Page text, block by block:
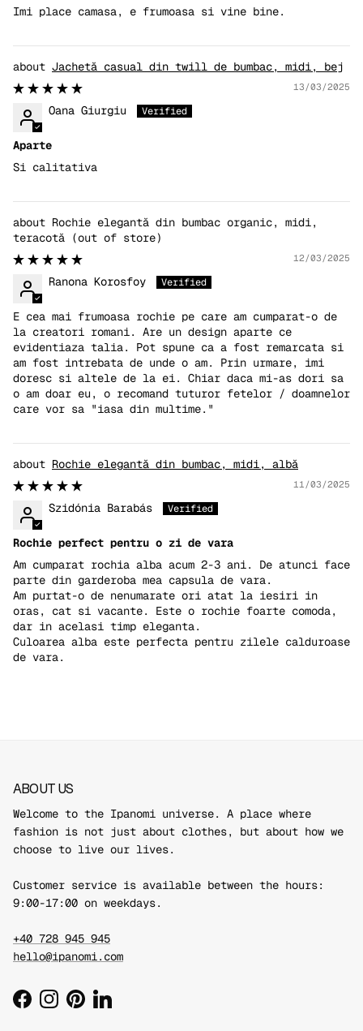
Imi place camasa, e frumoasa si vine bine.
Jachetă casual din twill de bumbac, midi, bej
13/03/2025
Oana Giurgiu
Aparte
Si calitativa
Rochie elegantă din bumbac organic, midi,
teracotă
12/03/2025
Ranona Korosfoy
E cea mai frumoasa rochie pe care am cumparat-o de
la creatori romani. Are un design aparte ce
evidentiaza talia. Pot spune ca a fost remarcata si
am fost intrebata de unde o am. Prin urmare, imi
doresc si altele de la ei. Chiar daca mi-as dori sa
o am doar eu, o recomand tuturor fetelor / doamnelor
care vor sa "iasa din multime."
Rochie elegantă din bumbac, midi, albă
11/03/2025
Szidónia Barabás
Rochie perfect pentru o zi de vara
Am cumparat rochia alba acum 2-3 ani. De atunci face
parte din garderoba mea capsula de vara.
Am purtat-o de nenumarate ori atat la iesiri in
oras, cat si vacante. Este o rochie foarte comoda,
dar in acelasi timp eleganta.
Culoarea alba este perfecta pentru zilele calduroase
de vara.
ABOUT US
Welcome to the Ipanomi universe. A place where
fashion is not just about clothes, but about how we
choose to live our lives.
Customer service is available between the hours:
9:00-17:00 on weekdays.
+40 728 945 945
hello@ipanomi.com
FacebookInstagram
Pinterest
LinkedIn